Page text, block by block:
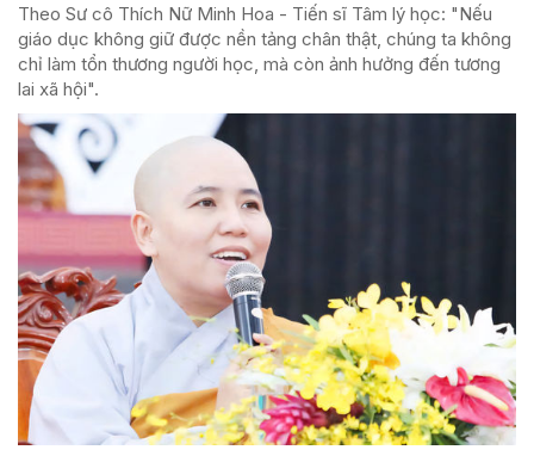
Theo Sư cô Thích Nữ Minh Hoa - Tiến sĩ Tâm lý học: "Nếu
giáo dục không giữ được nền tảng chân thật, chúng ta không
chỉ làm tổn thương người học, mà còn ảnh hưởng đến tương
lai xã hội".